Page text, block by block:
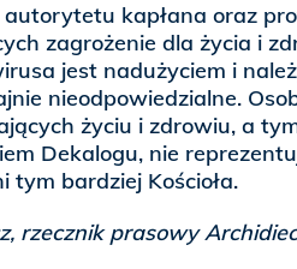
kapłana oraz
zagrożenie dla życia i
jest nadużyciem i
nieodpowiedzialne.
życiu i zdrowiu, a
Dekalogu, nie
tym bardziej Kościoła.
rzecznik prasowy